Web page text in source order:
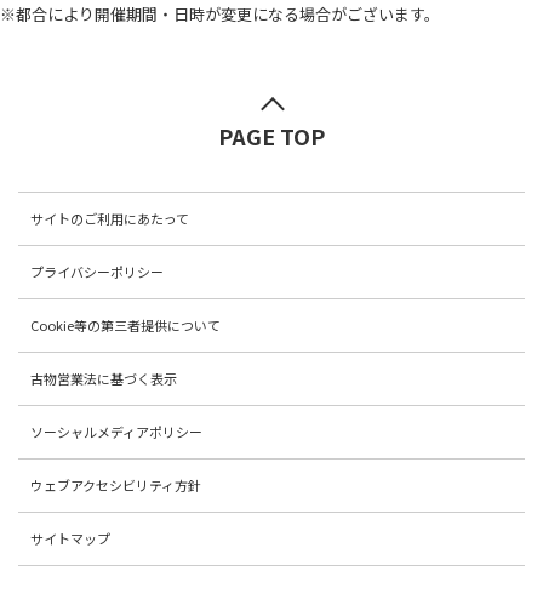
※都合により開催期間・日時が変更になる場合がございます。
PAGE TOP
サイトのご利用にあたって
プライバシーポリシー
Cookie等の第三者提供について
古物営業法に基づく表示
ソーシャルメディアポリシー
ウェブアクセシビリティ方針
サイトマップ